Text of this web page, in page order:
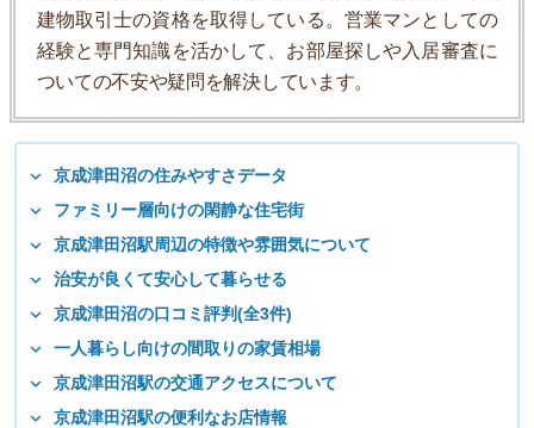
建物取引士の資格を取得している。営業マンとしての
経験と専門知識を活かして、お部屋探しや入居審査に
ついての不安や疑問を解決しています。
京成津田沼の住みやすさデータ
ファミリー層向けの閑静な住宅街
京成津田沼駅周辺の特徴や雰囲気について
治安が良くて安心して暮らせる
京成津田沼の口コミ評判(全3件)
一人暮らし向けの間取りの家賃相場
京成津田沼駅の交通アクセスについて
京成津田沼駅の便利なお店情報